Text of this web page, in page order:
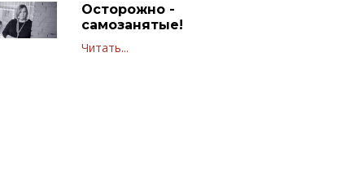
Осторожно -
самозанятые!
Читать...